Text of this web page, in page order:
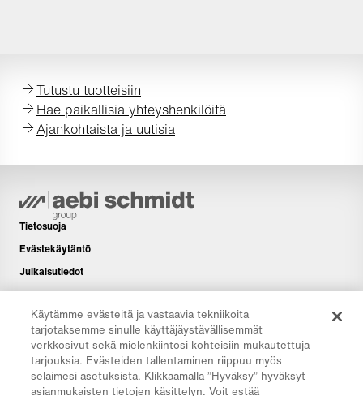
Tutustu tuotteisiin
Hae paikallisia yhteyshenkilöitä
Ajankohtaista ja uutisia
Tietosuoja
Evästekäytäntö
Julkaisutiedot
Vastuuvapauslauseke
Uutiskirje
Latausalue
CO₂-laskuri
Käytämme evästeitä ja vastaavia tekniikoita
tarjotaksemme sinulle käyttäjäystävällisemmät
verkkosivut sekä mielenkiintosi kohteisiin mukautettuja
tarjouksia. Evästeiden tallentaminen riippuu myös
selaimesi asetuksista. Klikkaamalla ”Hyväksy” hyväksyt
asianmukaisten tietojen käsittelyn. Voit estää